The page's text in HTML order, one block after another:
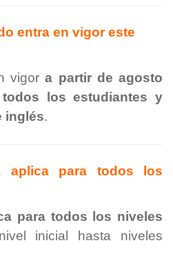
entra en vigor este
vigora partir de agosto
todos los estudiantes y
inglés.
aplica para todos los
para todos los niveles
inicial hasta niveles